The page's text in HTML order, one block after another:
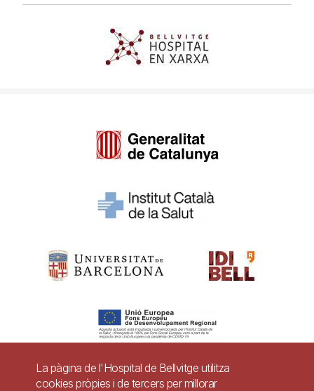
La pàgina de l'Hospital de Bellvitge utilitza
cookies pròpies i de tercers per millorar